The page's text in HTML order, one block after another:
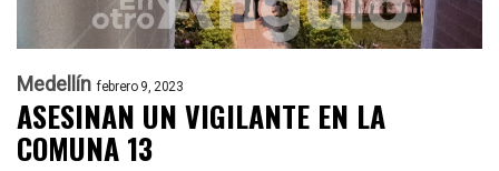
Medellín febrero 9, 2023
ASESINAN UN VIGILANTE EN LA
COMUNA 13